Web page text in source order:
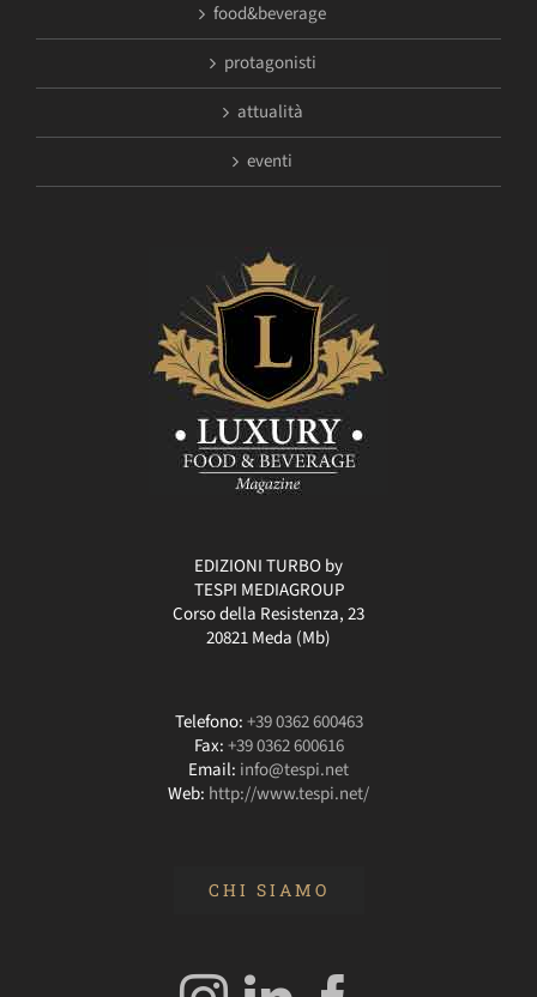
food&beverage
protagonisti
attualità
eventi
EDIZIONI TURBO by
TESPI MEDIAGROUP
Corso della Resistenza, 23
20821 Meda (Mb)
Telefono:+39 0362 600463
Fax:+39 0362 600616
Email: info@tespi.net
Web: http://www.tespi.net/
CHI SIAMO